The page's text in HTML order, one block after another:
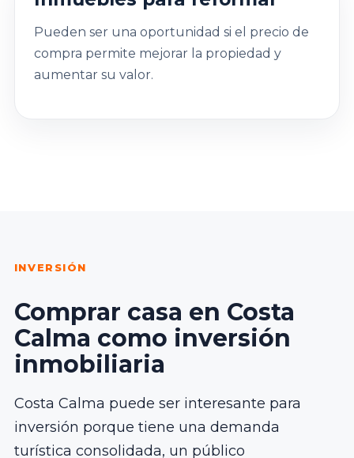
Pueden ser una oportunidad si el precio de
compra permite mejorar la propiedad y
aumentar su valor.
INVERSIÓN
Comprar casa en Costa
Calma como inversión
inmobiliaria
Costa Calma puede ser interesante para
inversión porque tiene una demanda
turística consolidada, un público